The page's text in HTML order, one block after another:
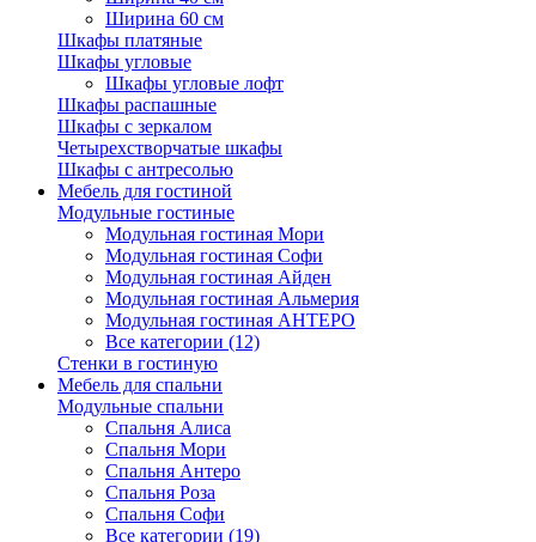
Ширина 60 см
Шкафы платяные
Шкафы угловые
Шкафы угловые лофт
Шкафы распашные
Шкафы с зеркалом
Четырехстворчатые шкафы
Шкафы с антресолью
Мебель для гостиной
Модульные гостиные
Модульная гостиная Мори
Модульная гостиная Софи
Модульная гостиная Айден
Модульная гостиная Альмерия
Модульная гостиная АНТЕРО
Все категории (12)
Стенки в гостиную
Мебель для спальни
Модульные спальни
Спальня Алиса
Спальня Мори
Спальня Антеро
Спальня Роза
Спальня Софи
Все категории (19)